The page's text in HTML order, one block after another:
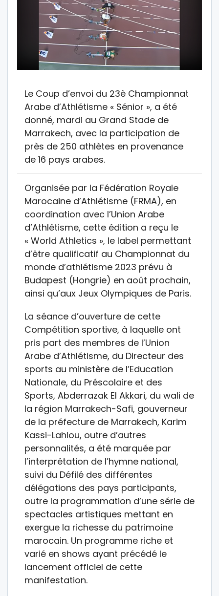
Le Coup d’envoi du 23è Championnat
Arabe d’Athlétisme « Sénior », a été
donné, mardi au Grand Stade de
Marrakech, avec la participation de
près de 250 athlètes en provenance
de 16 pays arabes.
Organisée par la Fédération Royale
Marocaine d’Athlétisme (FRMA), en
coordination avec l’Union Arabe
d’Athlétisme, cette édition a reçu le
« World Athletics », le label permettant
d’être qualificatif au Championnat du
monde d’athlétisme 2023 prévu à
Budapest (Hongrie) en août prochain,
ainsi qu’aux Jeux Olympiques de Paris.
La séance d’ouverture de cette
Compétition sportive, à laquelle ont
pris part des membres de l’Union
Arabe d’Athlétisme, du Directeur des
sports au ministère de l’Education
Nationale, du Préscolaire et des
Sports, Abderrazak El Akkari, du wali de
la région Marrakech-Safi, gouverneur
de la préfecture de Marrakech, Karim
Kassi-Lahlou, outre d’autres
personnalités, a été marquée par
l’interprétation de l’hymne national,
suivi du Défilé des différentes
délégations des pays participants,
outre la programmation d’une série de
spectacles artistiques mettant en
exergue la richesse du patrimoine
marocain. Un programme riche et
varié en shows ayant précédé le
lancement officiel de cette
manifestation.